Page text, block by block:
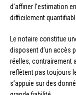
d’affiner l’estimation
difficilement
Le notaire constitue
disposent d’un accès
réelles, contrairement
reflètent pas toujours
s’appuie sur des